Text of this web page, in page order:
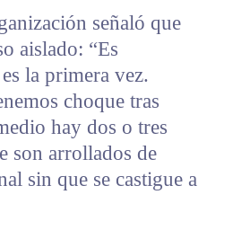
señaló que
aislado: “Es
la primera vez.
choque tras
hay dos o tres
son arrollados de
sin que se castigue a